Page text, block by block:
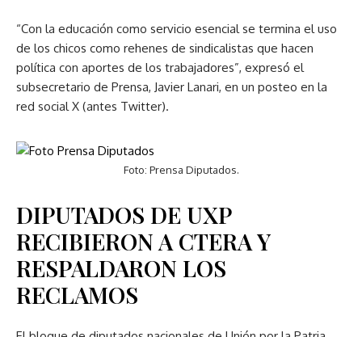
“Con la educación como servicio esencial se termina el uso
de los chicos como rehenes de sindicalistas que hacen
política con aportes de los trabajadores”, expresó el
subsecretario de Prensa, Javier Lanari, en un posteo en la
red social X (antes Twitter).
Foto: Prensa Diputados.
DIPUTADOS DE UXP
RECIBIERON A CTERA Y
RESPALDARON LOS
RECLAMOS